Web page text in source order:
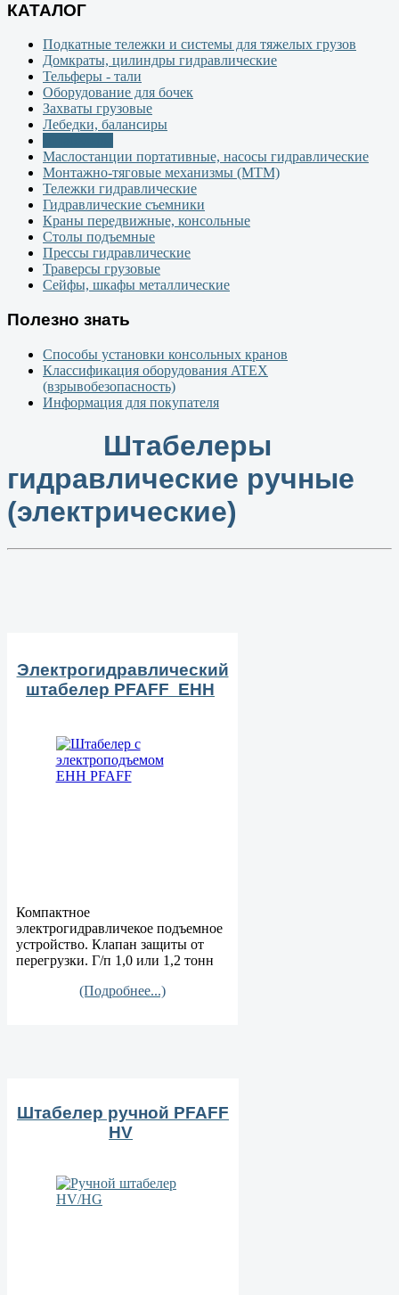
КАТАЛОГ
Подкатные тележки и системы для тяжелых грузов
Домкраты, цилиндры гидравлические
Тельферы - тали
Оборудование для бочек
Захваты грузовые
Лебедки, балансиры
Маслостанции портативные, насосы гидравлические
Монтажно-тяговые механизмы (МТМ)
Тележки гидравлические
Гидравлические съемники
Краны передвижные, консольные
Столы подъемные
Прессы гидравлические
Траверсы грузовые
Сейфы, шкафы металлические
Полезно знать
Способы установки консольных кранов
Классификация оборудования ATEX
(взрывобезопасность)
Информация для покупателя
Штабелеры
гидравлические ручные
(электрические)
Электрогидравлический
штабелер PFAFF EHH
Компактное
электрогидравличекое подъемное
устройство. Клапан защиты от
перегрузки. Г/п 1,0 или 1,2 тонн
(Подробнее...)
Штабелер ручной PFAFF
HV